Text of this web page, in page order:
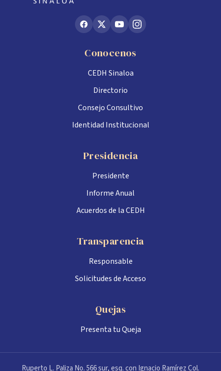
Conocenos
CEDH Sinaloa
Directorio
Consejo Consultivo
Identidad Institucional
Presidencia
Presidente
Informe Anual
Acuerdos de la CEDH
Transparencia
Responsable
Solicitudes de Acceso
Quejas
Presenta tu Queja
Ruperto L. Paliza No. 566 sur, esq. con Ignacio Ramírez Col.